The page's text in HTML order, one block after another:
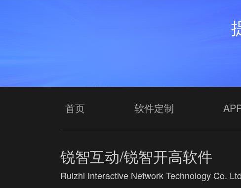
首页 软件定制
锐智互动/锐智开高软件
Ruizhi Interactive Network Technology Co.